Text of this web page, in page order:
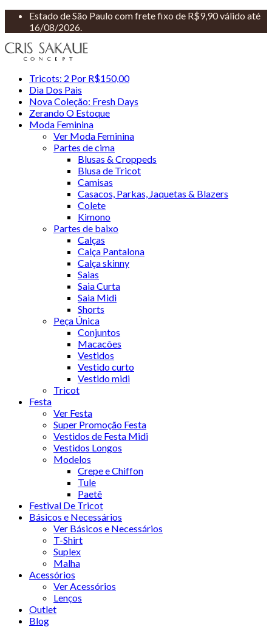
Estado de São Paulo com frete fixo de R$9,90 válido até
16/08/2026.
Tricots: 2 Por R$150,00
Dia Dos Pais
Nova Coleção: Fresh Days
Zerando O Estoque
Moda Feminina
Ver Moda Feminina
Partes de cima
Blusas & Croppeds
Blusa de Tricot
Camisas
Casacos, Parkas, Jaquetas & Blazers
Colete
Kimono
Partes de baixo
Calças
Calça Pantalona
Calça skinny
Saias
Saia Curta
Saia Midi
Shorts
Peça Única
Conjuntos
Macacões
Vestidos
Vestido curto
Vestido midi
Tricot
Festa
Ver Festa
Super Promoção Festa
Vestidos de Festa Midi
Vestidos Longos
Modelos
Crepe e Chiffon
Tule
Paetê
Festival De Tricot
Básicos e Necessários
Ver Básicos e Necessários
T-Shirt
Suplex
Malha
Acessórios
Ver Acessórios
Lenços
Outlet
Blog